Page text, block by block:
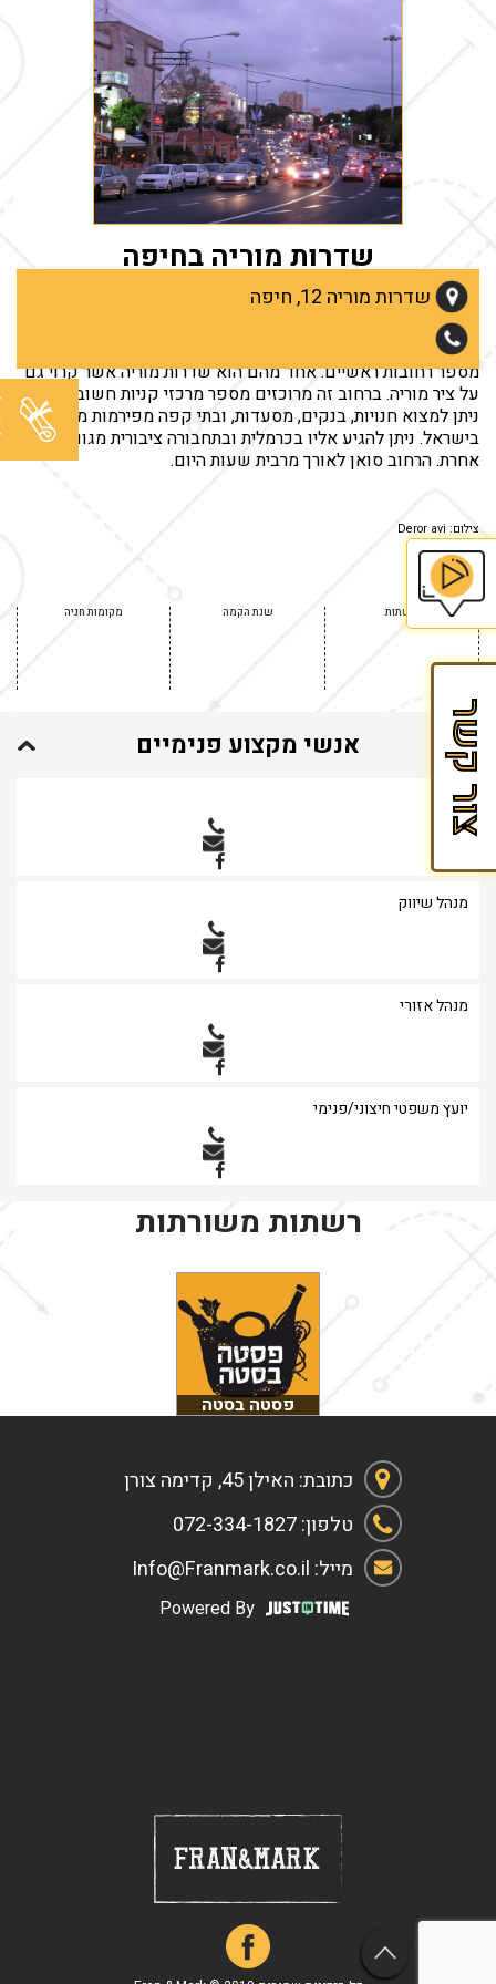
שדרות מוריה בחיפה
שדרות מוריה שבמרכז הכרמל בבירת הצפון חיפה, הרחוב מסוגננן
ושופע בבתי עסק שונים.
חיפה הינה עיר הררית ועל רכס הכרמל המצוי במרומה נמתחים
מספר רחובות ראשיים. אחד מהם הוא שדרות מוריה אשר קרוי גם
על ציר מוריה. ברחוב זה מרוכזים מספר מרכזי קניות חשובים. כן
ניתן למצוא חנויות, בנקים, מסעדות, ובתי קפה מפירמות מובילות
בישראל. ניתן להגיע אליו בכרמלית ובתחבורה ציבורית מגוונת
אחרת. הרחוב סואן לאורך מרבית שעות היום.
צילום: Deror avi
שדרות מוריה 12, חיפה
רשתות שנת הקמה מקומות חניה
אנשי מקצוע פנימיים
מנכ"ל
מנהל שיווק
מנהל אזורי
יועץ משפטי חיצוני/פנימי
רשתות משורתות
פסטה בסטה
כתובת: האילן 45, קדימה צורן
טלפון: 072-334-1827
מייל: Info@Franmark.co.il
Powered By
בית
הספר
לזכיינות
של
Fran&Mark
צור קשר